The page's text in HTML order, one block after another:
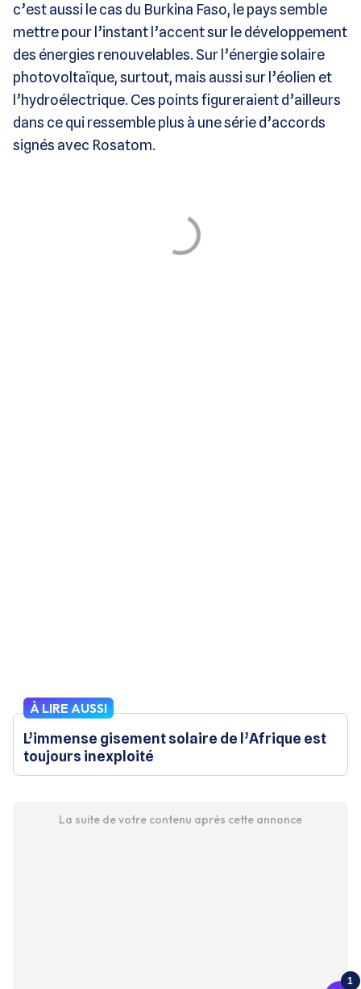
c’est aussi le cas du Burkina Faso, le pays semble
mettre pour l’instant l’accent sur le développement
des énergies renouvelables. Sur l’énergie solaire
photovoltaïque, surtout, mais aussi sur l’éolien et
l’hydroélectrique. Ces points figureraient d’ailleurs
dans ce qui ressemble plus à une série d’accords
signés avec Rosatom.
À LIRE AUSSI
L’immense gisement solaire de l’Afrique est
toujours inexploité
La suite de votre contenu après cette annonce
1